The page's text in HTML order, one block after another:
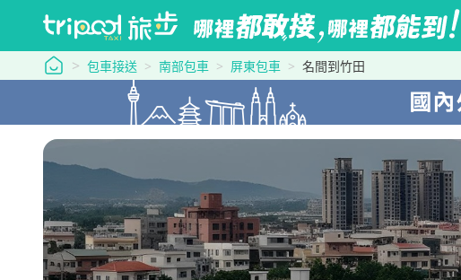
tripool 旅步
包車接送 南部包車 屏東包車 名間到竹田